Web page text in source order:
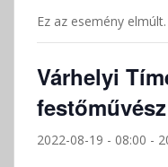
Ez az esemény elmúlt.
Várhelyi
2022-08-19 - 08:00 -